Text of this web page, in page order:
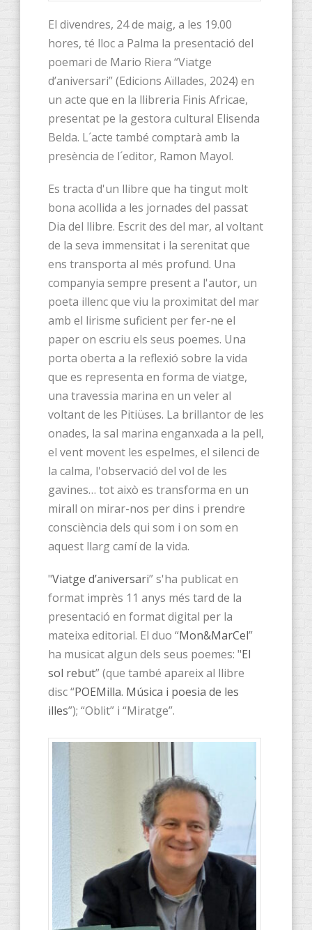
El divendres, 24 de maig, a les 19.00
hores, té lloc a Palma la presentació del
poemari de Mario Riera “Viatge
d’aniversari” (Edicions Aïllades, 2024) en
un acte que en la llibreria Finis Africae,
presentat pe la gestora cultural Elisenda
Belda. L´acte també comptarà amb la
presència de l´editor, Ramon Mayol.
Es tracta d'un llibre que ha tingut molt
bona acollida a les jornades del passat
Dia del llibre. Escrit des del mar, al voltant
de la seva immensitat i la serenitat que
ens transporta al més profund. Una
companyia sempre present a l'autor, un
poeta illenc que viu la proximitat del mar
amb el lirisme suficient per fer-ne el
paper on escriu els seus poemes. Una
porta oberta a la reflexió sobre la vida
que es representa en forma de viatge,
una travessia marina en un veler al
voltant de les Pitiüses. La brillantor de les
onades, la sal marina enganxada a la pell,
el vent movent les espelmes, el silenci de
la calma, l'observació del vol de les
gavines… tot això es transforma en un
mirall on mirar-nos per dins i prendre
consciència dels qui som i on som en
aquest llarg camí de la vida.
"Viatge d’aniversari” s'ha publicat en
format imprès 11 anys més tard de la
presentació en format digital per la
mateixa editorial. El duo “Mon&MarCel”
ha musicat algun dels seus poemes: "El
sol rebut” (que també apareix al llibre
disc “POEMilla. Música i poesia de les
illes”); “Oblit” i “Miratge”.